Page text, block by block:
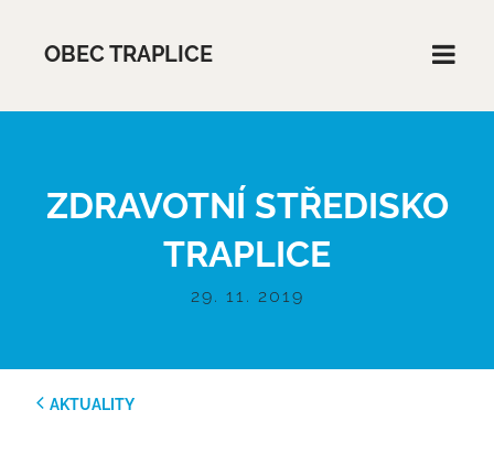
OBEC TRAPLICE
ZDRAVOTNÍ STŘEDISKO
TRAPLICE
29. 11. 2019
AKTUALITY